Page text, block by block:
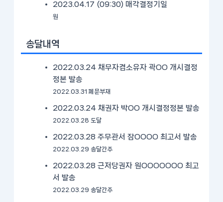
2023.04.17 (09:30) 매각결정기일
원
송달내역
2022.03.24 채무자겸소유자 곽OO 개시결정
정본 발송
2022.03.31 폐문부재
2022.03.24 채권자 박OO 개시결정정본 발송
2022.03.28 도달
2022.03.28 주무관서 잠OOOO 최고서 발송
2022.03.29 송달간주
2022.03.28 근저당권자 원OOOOOOO 최고
서 발송
2022.03.29 송달간주